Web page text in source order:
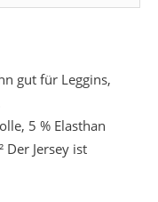
gut für Leggins,
5 % Elasthan
Jersey ist